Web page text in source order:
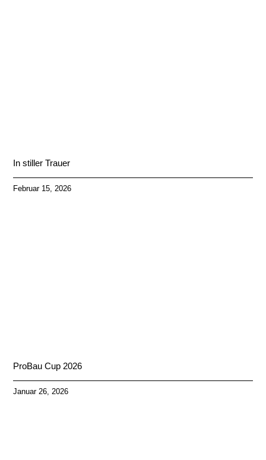
In stiller Trauer
Februar 15, 2026
ProBau Cup 2026
Januar 26, 2026